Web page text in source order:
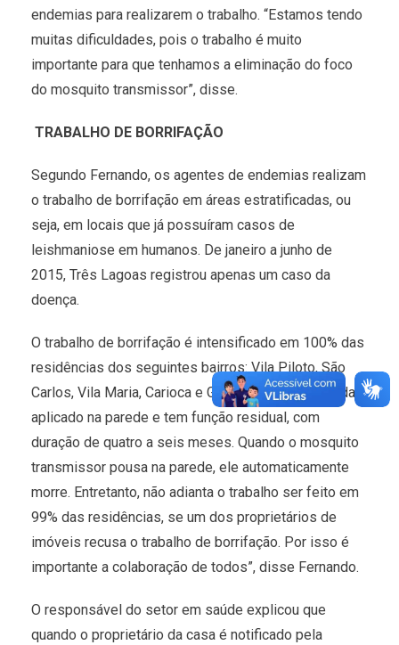
endemias para realizarem o trabalho. “Estamos tendo
muitas dificuldades, pois o trabalho é muito
importante para que tenhamos a eliminação do foco
do mosquito transmissor”, disse.
TRABALHO DE BORRIFAÇÃO
Segundo Fernando, os agentes de endemias realizam
o trabalho de borrifação em áreas estratificadas, ou
seja, em locais que já possuíram casos de
leishmaniose em humanos. De janeiro a junho de
2015, Três Lagoas registrou apenas um caso da
doença.
O trabalho de borrifação é intensificado em 100% das
residências dos seguintes bairros: Vila Piloto, São
Carlos, Vila Maria, Carioca e Guanabara. “O inseticida é
aplicado na parede e tem função residual, com
duração de quatro a seis meses. Quando o mosquito
transmissor pousa na parede, ele automaticamente
morre. Entretanto, não adianta o trabalho ser feito em
99% das residências, se um dos proprietários de
imóveis recusa o trabalho de borrifação. Por isso é
importante a colaboração de todos”, disse Fernando.
O responsável do setor em saúde explicou que
quando o proprietário da casa é notificado pela